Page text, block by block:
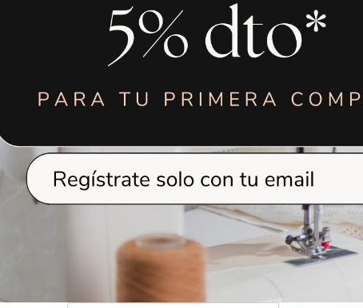
32,90 €
CONDENSADOS ST-
60J 1/4"
PLANCHA
COMEL Y
VER